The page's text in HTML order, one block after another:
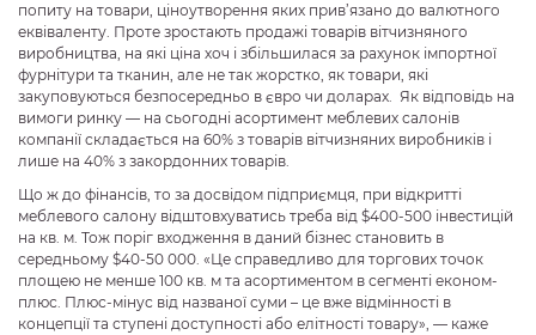
попиту на товари, ціноутворення яких прив’язано до валютного
еквіваленту. Проте зростають продажі товарів вітчизняного
виробництва, на які ціна хоч і збільшилася за рахунок імпортної
фурнітури та тканин, але не так жорстко, як товари, які
закуповуються безпосередньо в євро чи доларах. Як відповідь на
вимоги ринку — на сьогодні асортимент меблевих салонів
компанії складається на 60% з товарів вітчизняних виробників і
лише на 40% з закордонних товарів.
Що ж до фінансів, то за досвідом підприємця, при відкритті
меблевого салону відштовхуватись треба від $400-500 інвестицій
на кв. м. Тож поріг входження в даний бізнес становить в
середньому $40-50 000. «Це справедливо для торгових точок
площею не менше 100 кв. м та асортиментом в сегменті економ-
плюс. Плюс-мінус від названої суми – це вже відмінності в
концепції та ступені доступності або елітності товару», — каже